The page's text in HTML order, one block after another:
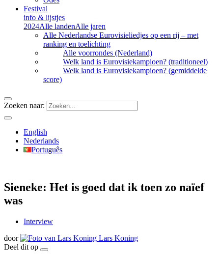
Festival
info & lijstjes
2024Alle landenAlle jaren
Alle Nederlandse Eurovisieliedjes op een rij – met
ranking en toelichting
Alle voorrondes (Nederland)
Welk land is Eurovisiekampioen? (traditioneel)
Welk land is Eurovisiekampioen? (gemiddelde
score)
Zoeken naar:
English
Nederlands
Português
Sieneke: Het is goed dat ik toen zo naïef
was
Interview
door
Lars Koning
Deel dit op